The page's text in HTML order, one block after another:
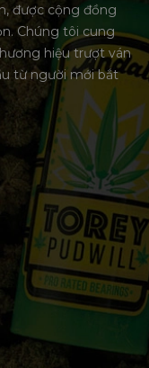
được cộng đồng
Chúng tôi cung
hiệu trượt ván
từ người mới bắt